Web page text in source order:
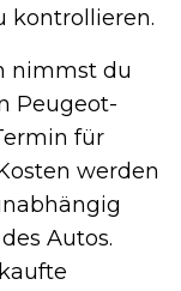
kontrollieren.
nimmst du
Peugeot-
für
werden
Autos.